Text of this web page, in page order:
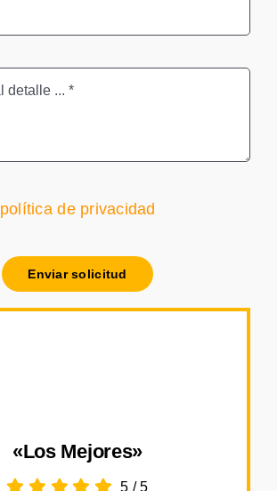
política de privacidad
Enviar solicitud
«Los Mejores»
5 /5